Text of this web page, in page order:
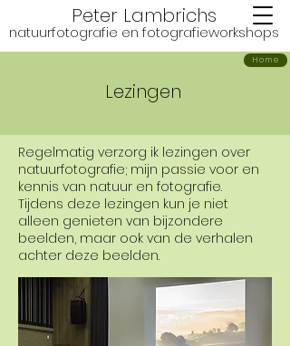
Peter Lambrichs
natuurfotografie en fotografieworkshops
Home
Lezingen
Regelmatig verzorg ik lezingen over
natuurfotografie; mijn passie voor en
kennis van natuur en fotografie.
Tijdens deze lezingen kun je niet
alleen genieten van bijzondere
beelden, maar ook van de verhalen
achter deze beelden.